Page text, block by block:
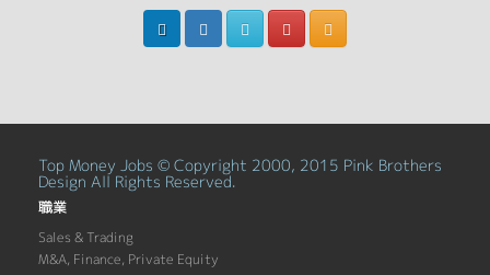
Top Money Jobs © Copyright 2000, 2015 Pink Brothers
Design All Rights Reserved.
職業
Sales & Trading
M&A, Finance, Private Equity